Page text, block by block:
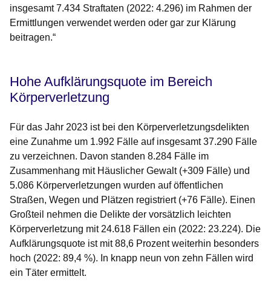
insgesamt 7.434 Straftaten (2022: 4.296) im Rahmen der
Ermittlungen verwendet werden oder gar zur Klärung
beitragen.“
Hohe Aufklärungsquote im Bereich
Körperverletzung
Für das Jahr 2023 ist bei den Körperverletzungsdelikten
eine Zunahme um 1.992 Fälle auf insgesamt 37.290 Fälle
zu verzeichnen. Davon standen 8.284 Fälle im
Zusammenhang mit Häuslicher Gewalt (+309 Fälle) und
5.086 Körperverletzungen wurden auf öffentlichen
Straßen, Wegen und Plätzen registriert (+76 Fälle). Einen
Großteil nehmen die Delikte der vorsätzlich leichten
Körperverletzung mit 24.618 Fällen ein (2022: 23.224). Die
Aufklärungsquote ist mit 88,6 Prozent weiterhin besonders
hoch (2022: 89,4 %). In knapp neun von zehn Fällen wird
ein Täter ermittelt.